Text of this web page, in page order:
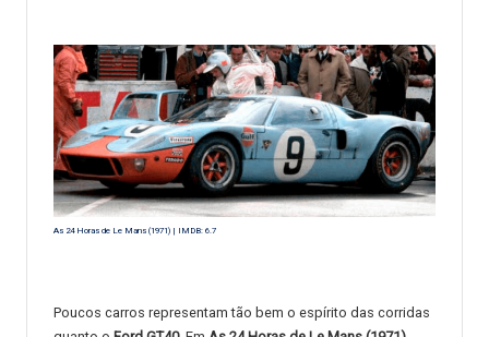
As 24 Horas de Le Mans (1971) | IMDB: 6.7
Poucos carros representam tão bem o espírito das corridas